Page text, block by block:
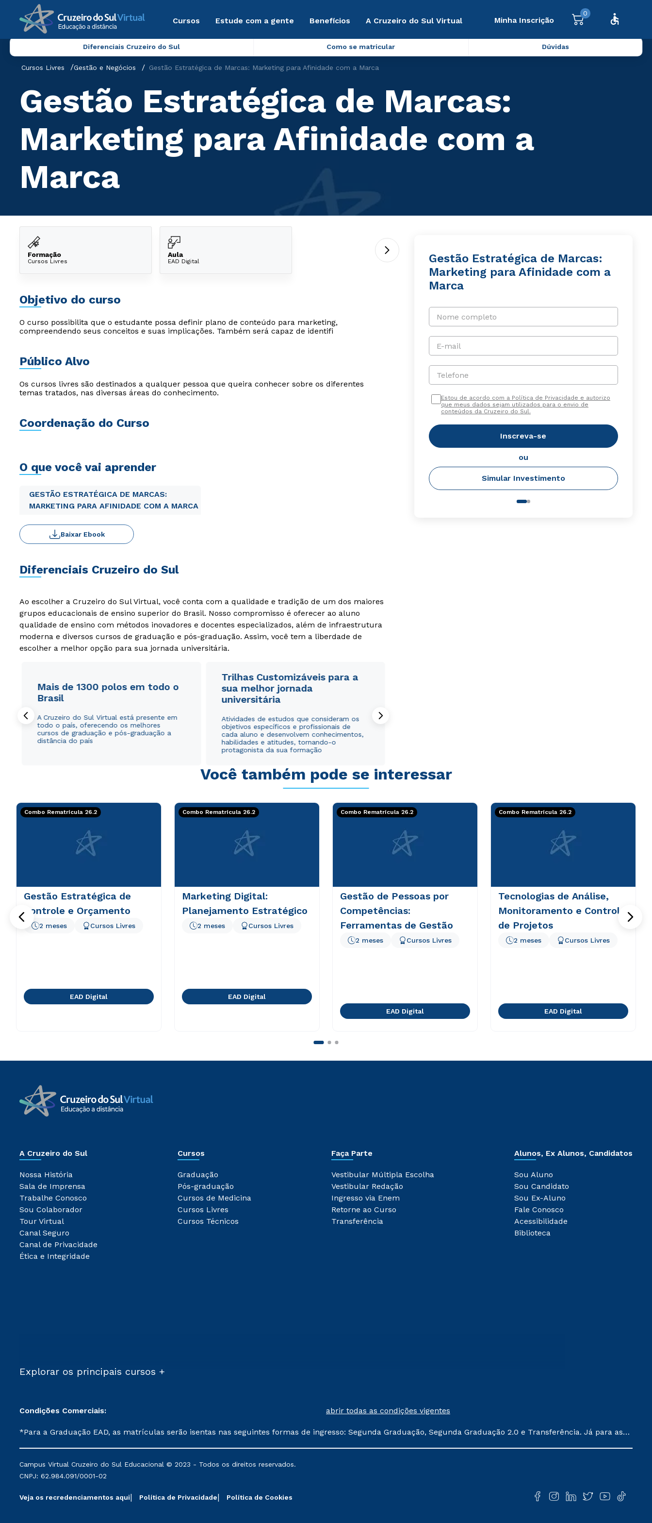
Cursos Estude com a gente Benefícios A Cruzeiro do Sul Virtual Minha Inscrição
0
Diferenciais Cruzeiro do Sul Como se matricular Dúvidas
Cursos Livres Gestão e Negócios Gestão Estratégica de Marcas: Marketing para Afinidade com a Marca
Gestão Estratégica de Marcas:
Marketing para Afinidade com a
Marca
Formação
Cursos Livres
Aula
EAD Digital
Objetivo do curso
O curso possibilita que o estudante possa definir plano de conteúdo para marketing,
compreendendo seus conceitos e suas implicações. Também será capaz de identifi
Público Alvo
Os cursos livres são destinados a qualquer pessoa que queira conhecer sobre os diferentes
temas tratados, nas diversas áreas do conhecimento.
Coordenação do Curso
O que você vai aprender
GESTÃO ESTRATÉGICA DE MARCAS:
MARKETING PARA AFINIDADE COM A MARCA
Baixar Ebook
Diferenciais Cruzeiro do Sul
Ao escolher a Cruzeiro do Sul Virtual, você conta com a qualidade e tradição de um dos maiores
grupos educacionais de ensino superior do Brasil. Nosso compromisso é oferecer ao aluno
qualidade de ensino com métodos inovadores e docentes especializados, além de infraestrutura
moderna e diversos cursos de graduação e pós-graduação. Assim, você tem a liberdade de
escolher a melhor opção para sua jornada universitária.
Mais de 1300 polos em todo o
Brasil
A Cruzeiro do Sul Virtual está presente em
todo o país, oferecendo os melhores
cursos de graduação e pós-graduação a
distância do país
Trilhas Customizáveis para a
sua melhor jornada
universitária
Atividades de estudos que consideram os
objetivos específicos e profissionais de
cada aluno e desenvolvem conhecimentos,
habilidades e atitudes, tornando-o
protagonista da sua formação
Gestão Estratégica de Marcas:
Marketing para Afinidade com a
Marca
Nome completo
E-mail
Telefone
Estou de acordo com a Política de Privacidade e autorizo
que meus dados sejam utilizados para o envio de
conteúdos da Cruzeiro do Sul.
Inscreva-se
ou
Simular Investimento
Você também pode se interessar
Combo Rematrícula 26.2
Gestão Estratégica de
Controle e Orçamento
2 meses Cursos Livres
EAD Digital
Combo Rematrícula 26.2
Marketing Digital:
Planejamento Estratégico
2 meses Cursos Livres
EAD Digital
Combo Rematrícula 26.2
Gestão de Pessoas por
Competências:
Ferramentas de Gestão
2 meses Cursos Livres
EAD Digital
Combo Rematrícula 26.2
Tecnologias de Análise,
Monitoramento e Controle
de Projetos
2 meses Cursos Livres
EAD Digital
A Cruzeiro do Sul
Nossa História
Sala de Imprensa
Trabalhe Conosco
Sou Colaborador
Tour Virtual
Canal Seguro
Canal de Privacidade
Ética e Integridade
Cursos
Graduação
Pós-graduação
Cursos de Medicina
Cursos Livres
Cursos Técnicos
Faça Parte
Vestibular Múltipla Escolha
Vestibular Redação
Ingresso via Enem
Retorne ao Curso
Transferência
Alunos, Ex Alunos, Candidatos
Sou Aluno
Sou Candidato
Sou Ex-Aluno
Fale Conosco
Acessibilidade
Biblioteca
Explorar os principais cursos +
Condições Comerciais: abrir todas as condições vigentes
*Para a Graduação EAD, as matrículas serão isentas nas seguintes formas de ingresso: Segunda Graduação, Segunda Graduação 2.0 e Transferência. Já para as
mantidos conforme negociação. Descontos institucionais poderão sofrer alterações nos períodos de rematrícula conforme exposto no contrato de prestação de
serviços.
Campus Virtual Cruzeiro do Sul Educacional © 2023 - Todos os direitos reservados.
CNPJ: 62.984.091/0001-02
Veja os recredenciamentos aqui Política de Privacidade Política de Cookies
WhatsApp
ou
Estou de acordo com a Política de Privacidade.e
autorizo que meus dados sejam utilizados para o
WhatsApp
ou
Estou de acordo com a Política de Privacidade.e
autorizo que meus dados sejam utilizados para o